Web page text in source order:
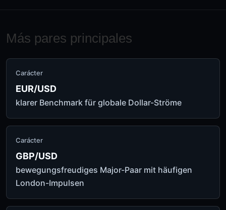
Más pares principales
Carácter
EUR/USD
klarer Benchmark für globale Dollar-Ströme
Carácter
GBP/USD
bewegungsfreudiges Major-Paar mit häufigen
London-Impulsen